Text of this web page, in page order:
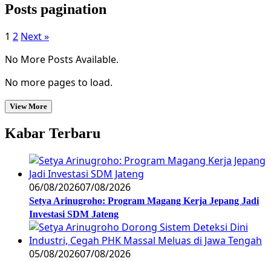
Posts pagination
1 2 Next »
No More Posts Available.
No more pages to load.
View More
Kabar Terbaru
06/08/202607/08/2026
Setya Arinugroho: Program Magang Kerja Jepang Jadi
Investasi SDM Jateng
05/08/202607/08/2026